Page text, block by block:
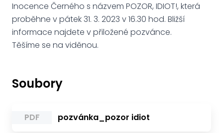
Inocence Černého s názvem POZOR, IDIOT!, která
proběhne v pátek 31. 3. 2023 v 16.30 hod. Bližší
informace najdete v přiložené pozvánce.
Těšíme se na viděnou.
Soubory
PDF pozvánka_pozor idiot